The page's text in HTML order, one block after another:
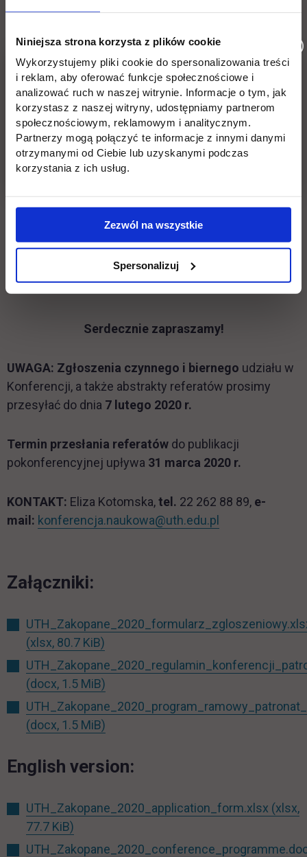
Niniejsza strona korzysta z plików cookie
Wykorzystujemy pliki cookie do spersonalizowania treści
i reklam, aby oferować funkcje społecznościowe i
analizować ruch w naszej witrynie. Informacje o tym, jak
korzystasz z naszej witryny, udostępniamy partnerom
społecznościowym, reklamowym i analitycznym.
Partnerzy mogą połączyć te informacje z innymi danymi
otrzymanymi od Ciebie lub uzyskanymi podczas
korzystania z ich usług.
Zezwól na wszystkie
Spersonalizuj
Patronat:
link otwiera się w nowej karcie
Serdecznie zapraszamy!
UWAGA: Zgłoszenia czynnego i biernego udziału w
Konferencji, a także abstrakty referatów prosimy
przesyłać do dnia 7 lutego 2020 r.
Termin przesłania referatów do publikacji
pokonferencyjnej upływa 31 marca 2020 r.
KONTAKT: Eliza Kotomska,tel. 22 262 88 89, e-
mail: konferencja.naukowa@uth.edu.pl
Załączniki:
(xlsx, 80.7 KiB)
(docx, 1.5 MiB)
(docx, 1.5 MiB)
English version:
UTH_Zakopane_2020_application_form.xlsx (xlsx,
77.7 KiB)